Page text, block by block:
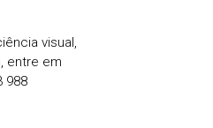
visual,
entre em
988